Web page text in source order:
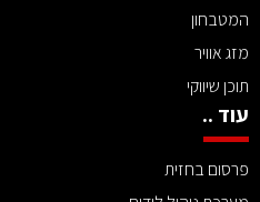
המטבחון
מזג אוויר
תוכן שיווקי
עוד ..
פרסום בחזית